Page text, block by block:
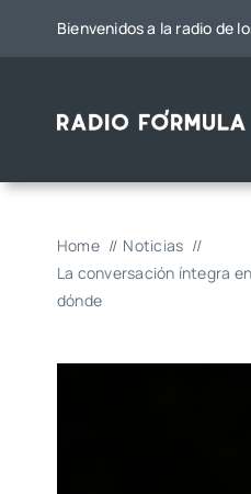
Bienvenidos a la radio de
Home
Noticias
La conversación íntegra
dónde